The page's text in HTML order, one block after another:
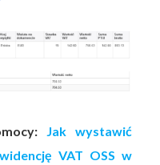
Jak wystawić
VAT OSS w